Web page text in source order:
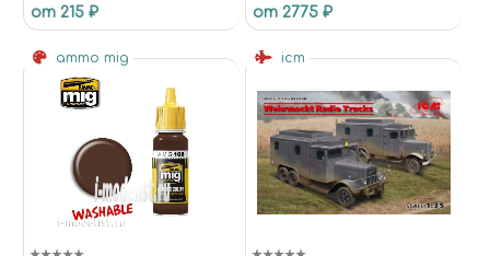
от 215 ₽ от 2775 ₽
ammo mig icm